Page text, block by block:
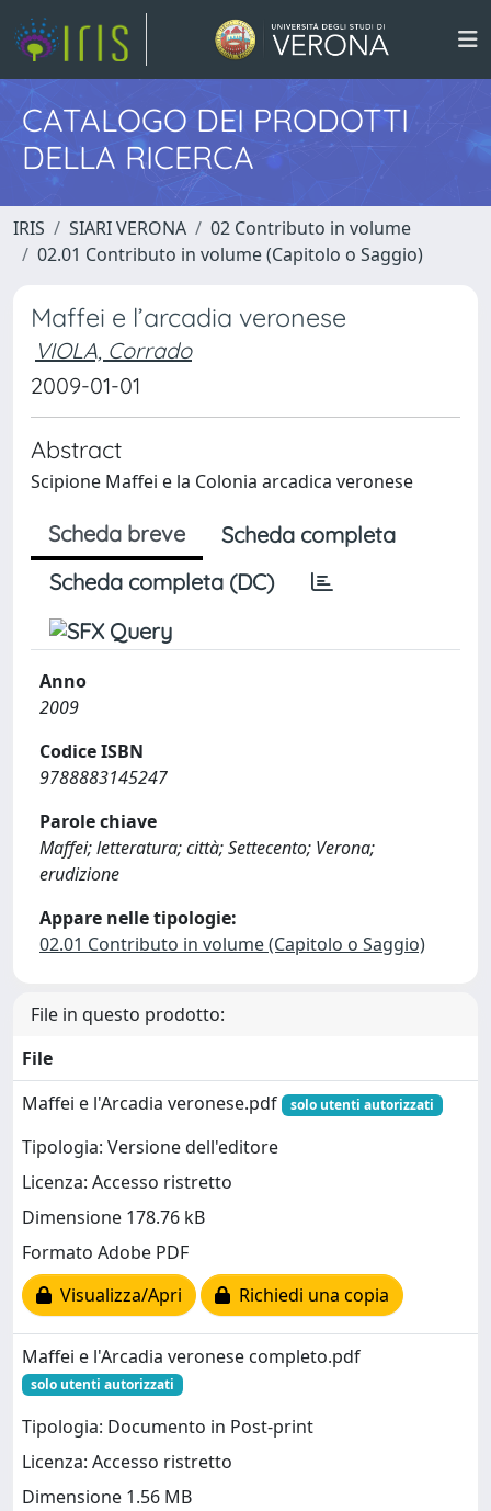
CATALOGO DEI PRODOTTI
DELLA RICERCA
IRIS SIARI VERONA
02 Contributo in volume
02.01 Contributo in volume (Capitolo o Saggio)
Maffei e l’arcadia veronese
VIOLA, Corrado
2009-01-01
Abstract
Scipione Maffei e la Colonia arcadica veronese
Scheda breve
Scheda completa
Scheda completa (DC)
Anno
2009
Codice ISBN
9788883145247
Parole chiave
Maffei; letteratura; città; Settecento; Verona;
erudizione
Appare nelle tipologie:
02.01 Contributo in volume (Capitolo o Saggio)
File in questo prodotto:
File
Maffei e l'Arcadia veronese.pdf
solo utenti autorizzati
Tipologia: Versione dell'editore
Licenza: Accesso ristretto
Dimensione 178.76 kB
Formato Adobe PDF
Visualizza/Apri
Richiedi una copia
Maffei e l'Arcadia veronese completo.pdf
solo utenti autorizzati
Tipologia: Documento in Post-print
Licenza: Accesso ristretto
Dimensione 1.56 MB